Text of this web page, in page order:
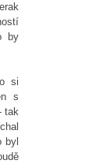
by
si
s
tak
byl